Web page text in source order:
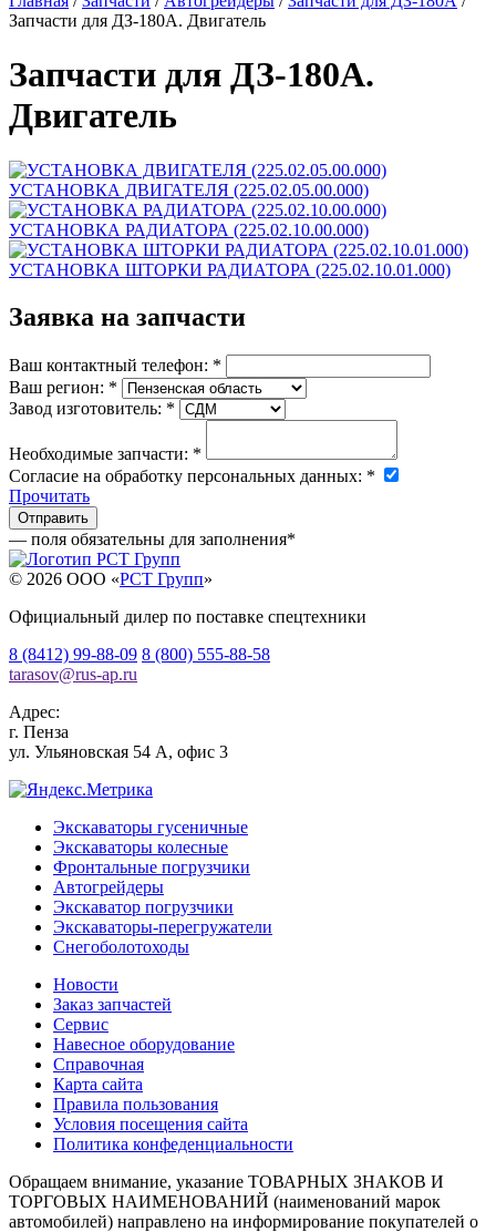
Запчасти для ДЗ-180А. Двигатель
Запчасти для ДЗ-180А.
Двигатель
УСТАНОВКА ДВИГАТЕЛЯ (225.02.05.00.000)
УСТАНОВКА РАДИАТОРА (225.02.10.00.000)
УСТАНОВКА ШТОРКИ РАДИАТОРА (225.02.10.01.000)
Заявка на запчасти
Ваш контактный телефон: *
Ваш регион: *
Завод изготовитель: *
Необходимые запчасти: *
Согласие на обработку персональных данных: *
Прочитать
— поля обязательны для заполнения*
© 2026 OOO «РСТ Групп»
Официальный дилер по поставке спецтехники
8 (8412) 99-88-09 8 (800) 555-88-58
tarasov@rus-ap.ru
Адрес:
г. Пенза
ул. Ульяновская 54 А, офис 3
Экскаваторы гусеничные
Экскаваторы колесные
Фронтальные погрузчики
Автогрейдеры
Экскаватор погрузчики
Экскаваторы-перегружатели
Снегоболотоходы
Новости
Заказ запчастей
Сервис
Навесное оборудование
Справочная
Карта сайта
Правила пользования
Условия посещения сайта
Политика конфеденциальности
Обращаем внимание, указание ТОВАРНЫХ ЗНАКОВ И
ТОРГОВЫХ НАИМЕНОВАНИЙ (наименований марок
автомобилей) направлено на информирование покупателей о